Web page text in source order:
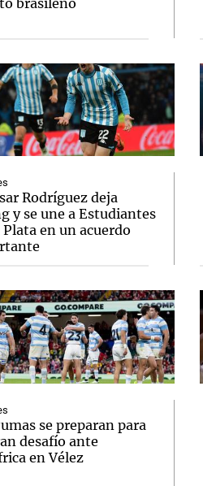
brasileño
Rodríguez deja
y se une a Estudiantes
Plata en un acuerdo
se preparan para
desafío ante
en Vélez
Notas
Cadena 3 en Groenlandia